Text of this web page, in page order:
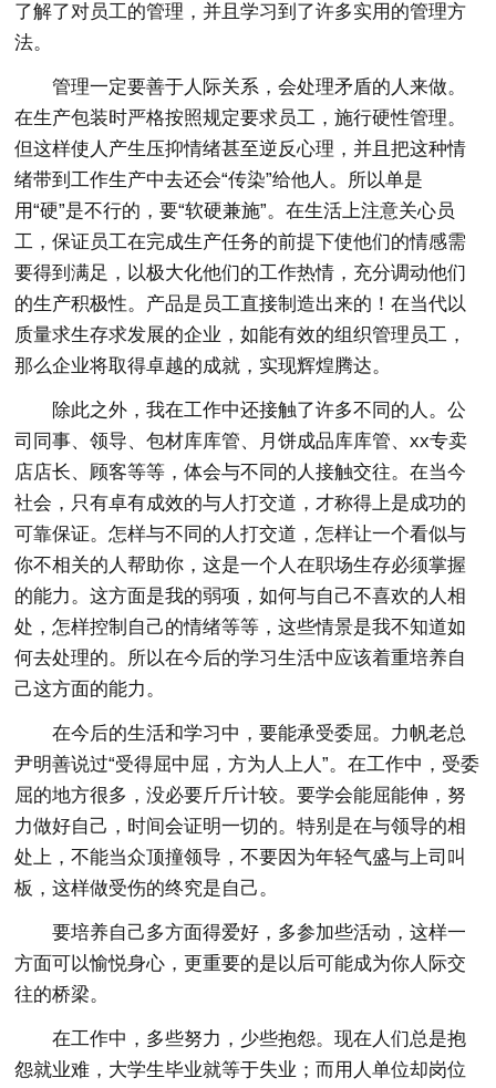
了解了对员工的管理，并且学习到了许多实用的管理方
法。
管理一定要善于人际关系，会处理矛盾的人来做。
在生产包装时严格按照规定要求员工，施行硬性管理。
但这样使人产生压抑情绪甚至逆反心理，并且把这种情
绪带到工作生产中去还会“传染”给他人。所以单是
用“硬”是不行的，要“软硬兼施”。在生活上注意关心员
工，保证员工在完成生产任务的前提下使他们的情感需
要得到满足，以极大化他们的工作热情，充分调动他们
的生产积极性。产品是员工直接制造出来的！在当代以
质量求生存求发展的企业，如能有效的组织管理员工，
那么企业将取得卓越的成就，实现辉煌腾达。
除此之外，我在工作中还接触了许多不同的人。公
司同事、领导、包材库库管、月饼成品库库管、xx专卖
店店长、顾客等等，体会与不同的人接触交往。在当今
社会，只有卓有成效的与人打交道，才称得上是成功的
可靠保证。怎样与不同的人打交道，怎样让一个看似与
你不相关的人帮助你，这是一个人在职场生存必须掌握
的能力。这方面是我的弱项，如何与自己不喜欢的人相
处，怎样控制自己的情绪等等，这些情景是我不知道如
何去处理的。所以在今后的学习生活中应该着重培养自
己这方面的能力。
在今后的生活和学习中，要能承受委屈。力帆老总
尹明善说过“受得屈中屈，方为人上人”。在工作中，受委
屈的地方很多，没必要斤斤计较。要学会能屈能伸，努
力做好自己，时间会证明一切的。特别是在与领导的相
处上，不能当众顶撞领导，不要因为年轻气盛与上司叫
板，这样做受伤的终究是自己。
要培养自己多方面得爱好，多参加些活动，这样一
方面可以愉悦身心，更重要的是以后可能成为你人际交
往的桥梁。
在工作中，多些努力，少些抱怨。现在人们总是抱
怨就业难，大学生毕业就等于失业；而用人单位却岗位